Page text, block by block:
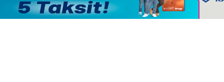
16:56 -İstanbul’da 4 CHP’li belediye başkanı
AK Parti’ye katılıyor